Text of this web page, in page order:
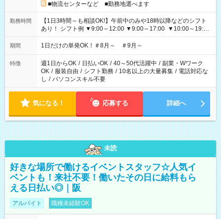
■物流センターなど ■勤務地選べます
勤務時間
【1日3時間～も相談OK!】午前中のみや18時以降などのシフト
あり！ シフト例 ▼9:00～12:00 ▼9:00～17:00 ▼10:00～19:00
▼18:00～21:00
期間 1日だけの単発OK！＃8月～ ＃9月～
特徴 週1日からOK / 日払いOK / 40～50代活躍中 / 副業・Wワーク
OK / 服装自由 / シフト勤務 / 10名以上の大量募集 / 電話対応な
し / パソコンスキル不要
気になる！ 応募する 詳細へ
未読
好きな場所で働けるイベントスタッフ☆人気イ
ベントも！来社不要！働いたその日に給料もら
える日払い◎｜阪
アルバイト 職種未経験OK